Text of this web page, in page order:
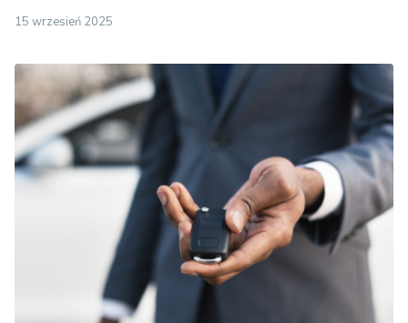
15 wrzesień 2025